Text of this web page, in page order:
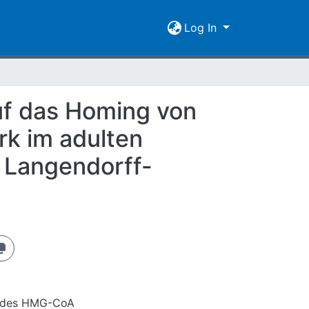
Log In
das Homing von
im adulten
Langendorff-
HMG-CoA